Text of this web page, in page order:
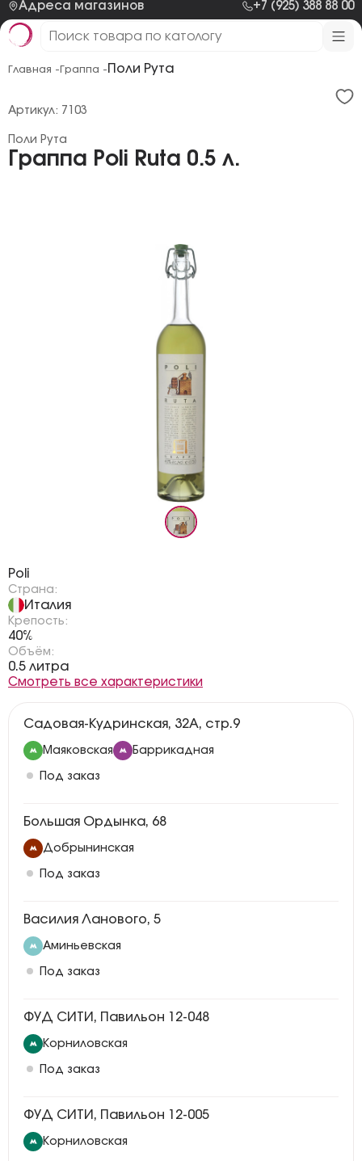
Адреса магазинов +7 (925) 388 88 00
Главная - Граппа - Поли Рута
Граппа Poli Ruta 0.5 л.
Поли Рута
Артикул: 7103
Poli
Страна:
Италия
Крепость:
40%
Объём:
0.5 литра
Смотреть все характеристики
Садовая-Кудринская, 32А, стр.9
Маяковская Баррикадная
Под заказ
Большая Ордынка, 68
Добрынинская
Под заказ
Василия Ланового, 5
Аминьевская
Под заказ
ФУД СИТИ, Павильон 12-048
Корниловская
Под заказ
ФУД СИТИ, Павильон 12-005
Корниловская